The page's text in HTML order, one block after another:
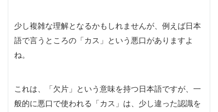
少し複雑な理解となるかもしれませんが、例えば日本
語で言うところの「カス」という悪口がありますよ
ね。
これは、「欠片」という意味を持つ日本語ですが、一
般的に悪口で使われる「カス」は、少し違った認識を